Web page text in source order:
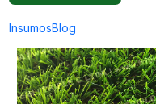
InsumosBlog